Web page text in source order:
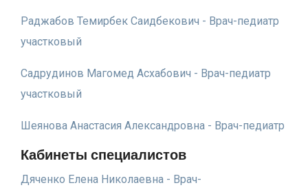
Раджабов Темирбек Саидбекович - Врач-педиатр
участковый
Садрудинов Магомед Асхабович - Врач-педиатр
участковый
Шеянова Анастасия Александровна - Врач-педиатр
Кабинеты специалистов
Дяченко Елена Николаевна - Врач-